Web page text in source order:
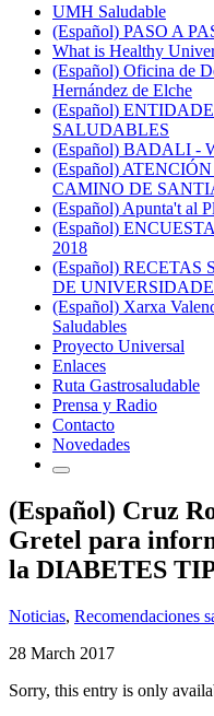
UMH Saludable
(Español) PASO A
What is Healthy
(Español) Oficina de
Hernández de Elche
(Español)
SALUDABLES
(Español) BADALI -
(Español)
CAMINO DE
(Español) Apunta't al
(Español)
2018
(Español)
DE
(Español) Xarxa
Saludables
Proyecto Universal
Enlaces
Ruta Gastrosaludable
Prensa y Radio
Contacto
Novedades
(Español) Cruz
Gretel para
la DIABETES
Noticias, Recomendaciones
28 March 2017
Sorry, this entry is only